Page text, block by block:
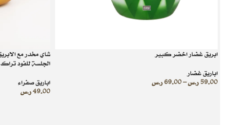
ابريق غضار اخضر كبير
اباريق غضار
59.00ر.س–
69.00ر.س
الجلسة للفود تراك
اباريق صفراء
49.00ر.س